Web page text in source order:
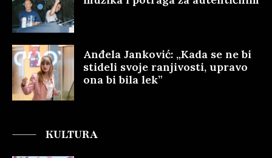
Anđela Janković: „Kada se ne bi
stideli svoje ranjivosti, upravo
ona bi bila lek”
KULTURA